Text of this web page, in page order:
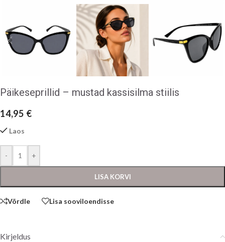
Päikeseprillid – mustad kassisilma stiilis
14,95 €
Laos
- +
LISA KORVI
Võrdle Lisa sooviloendisse
Kirjeldus